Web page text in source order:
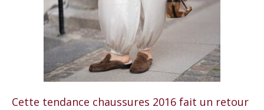
Cette tendance chaussures 2016 fait un retour